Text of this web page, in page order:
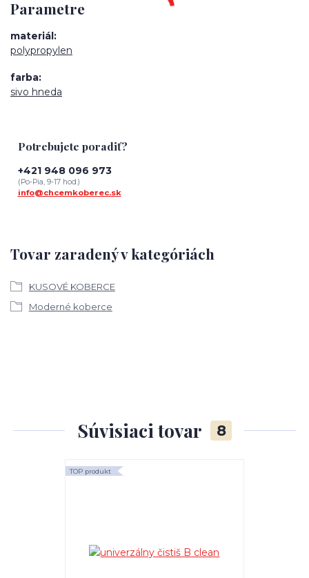
Parametre
materiál
polypropylen
farba
sivo hneda
Tovar zaradený v kategóriách
KUSOVÉ KOBERCE
Moderné koberce
Potrebujete poradiť?
+421 948 096 973
(Po-Pia, 9-17 hod.)
info@chcemkoberec.sk
Súvisiaci tovar 8
TOP produkt